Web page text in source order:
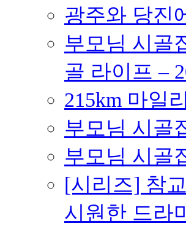
광주와 당진
부모님 시골
골 라이프 –
215km 마일
부모님 시골
부모님 시골
[시리즈] 참
시원한 드라